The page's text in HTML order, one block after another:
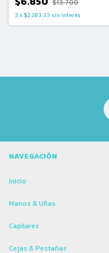
3 x $2.283,33 sin interés
NAVEGACIÓN
Inicio
Manos & Uñas
Capilares
Cejas & Pestañas